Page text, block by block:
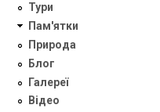
Тури
Пам'ятки
Природа
Блог
Галереї
Відео